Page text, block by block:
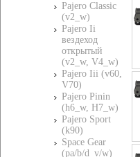
Pajero Classic
(v2_w)
Pajero Ii
вездеход
открытый
(v2_w, V4_w)
Pajero Iii (v60,
V70)
Pajero Pinin
(h6_w, H7_w)
Pajero Sport
(k90)
Space Gear
(pa/b/d_v/w)